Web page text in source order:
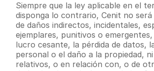
Siempre que la ley aplicable en el
disponga lo contrario, Cenit no
de daños indirectos, incidentales,
ejemplares, punitivos o
lucro cesante, la pérdida de datos,
personal o el daño a la propiedad,
relativos, o en relación con, o de